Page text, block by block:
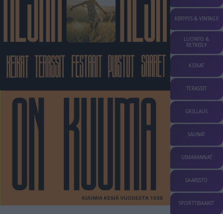
KIRPPIS & VINTAGE
LUONTO &
RETKEILY
KEIKAT
TERASSIT
GRILLAUS
SAUNAT
UIMARANNAT
SAARISTO
SPORTTIBAARIT